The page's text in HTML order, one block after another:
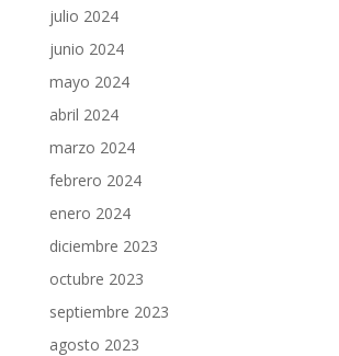
julio 2024
junio 2024
mayo 2024
abril 2024
marzo 2024
febrero 2024
enero 2024
diciembre 2023
octubre 2023
septiembre 2023
agosto 2023